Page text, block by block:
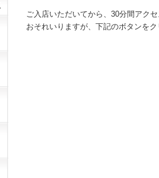
ご入店いただいてから、30分間アク
おそれいりますが、下記のボタンを